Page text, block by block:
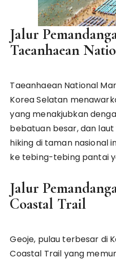
Jalur
Taeanhaean
Taeanhaean National
Korea Selatan
yang menakjubkan
bebatuan besar, dan
hiking di taman nasional
ke tebing-tebing pantai
Jalur
Coastal Trail
Geoje, pulau terbesar di
Coastal Trail yang